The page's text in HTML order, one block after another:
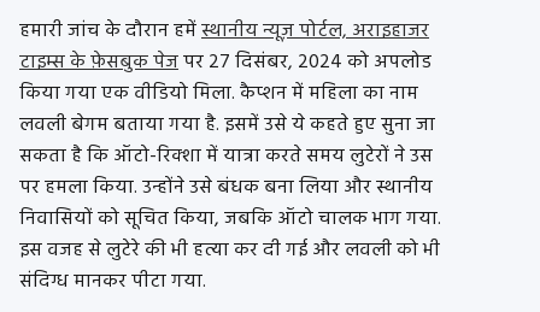
हमारी जांच के दौरान हमेंस्थानीय न्यूज़ पोर्टल, अराइहाजर
टाइम्स के फ़ेसबुक पेजपर 27 दिसंबर, 2024 को अपलोड
किया गया एक वीडियो मिला. कैप्शन में महिला का नाम
लवली बेगम बताया गया है. इसमें उसे ये कहते हुए सुना जा
सकता है कि ऑटो-रिक्शा में यात्रा करते समय लुटेरों ने उस
पर हमला किया. उन्होंने उसे बंधक बना लिया और स्थानीय
निवासियों को सूचित किया, जबकि ऑटो चालक भाग गया.
इस वजह से लुटेरे की भी हत्या कर दी गई और लवली को भी
संदिग्ध मानकर पीटा गया.